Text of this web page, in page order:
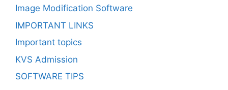
Image Modification Software
IMPORTANT LINKS
Important topics
KVS Admission
SOFTWARE TIPS